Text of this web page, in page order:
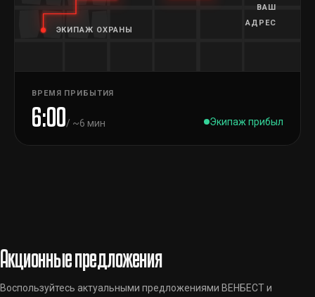
ЭКИПАЖ ОХРАНЫ
ВАШ
АДРЕС
ВРЕМЯ ПРИБЫТИЯ
6:00/ ~6 мин Экипаж прибыл
Акционные предложения
Воспользуйтесь актуальными предложениями ВЕНБЕСТ и